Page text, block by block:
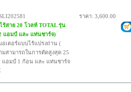
ร้สาย 20 โวลท์ TOTAL รุ่น
แอมป์ และ แท่นชาร์จ)
อเตอร์แบบไร้แปรงถ่าน (
มสามารถในการตัดสูงสุด 25
แอมป์ 1 ก้อน และ แท่นชาร์จ
ราคา: 3,600.00